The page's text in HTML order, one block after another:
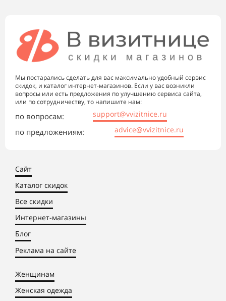
Мы постарались сделать для вас максимально удобный сервис
скидок, и каталог интернет-магазинов. Если у вас возникли
вопросы или есть предложения по улучшению сервиса сайта,
или по сотрудничеству, то напишите нам:
по вопросам: support@vvizitnice.ru
по предложениям: advice@vvizitnice.ru
Сайт
Каталог скидок
Все скидки
Интернет-магазины
Блог
Реклама на сайте
Женщинам
Женская одежда